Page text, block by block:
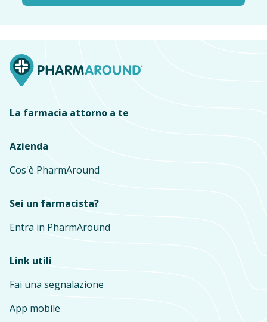
La farmacia attorno a te
Azienda
Cos'è PharmAround
Sei un farmacista?
Entra in PharmAround
Link utili
Fai una segnalazione
App mobile